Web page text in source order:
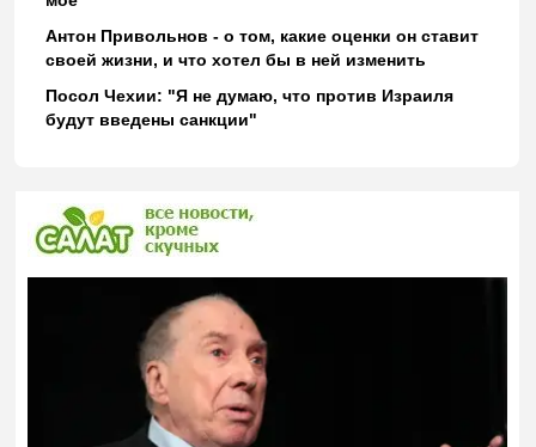
Антон Привольнов - о том, какие оценки он ставит
своей жизни, и что хотел бы в ней изменить
Посол Чехии: "Я не думаю, что против Израиля
будут введены санкции"